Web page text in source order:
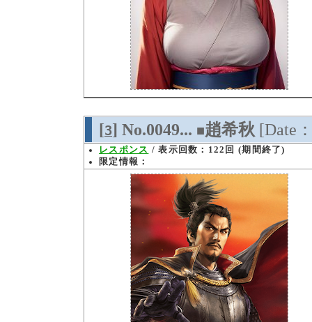
[3] No.0049... ■趙希秋 [Date
レスポンス / 表示回数：122回 (期間終了)
限定情報：